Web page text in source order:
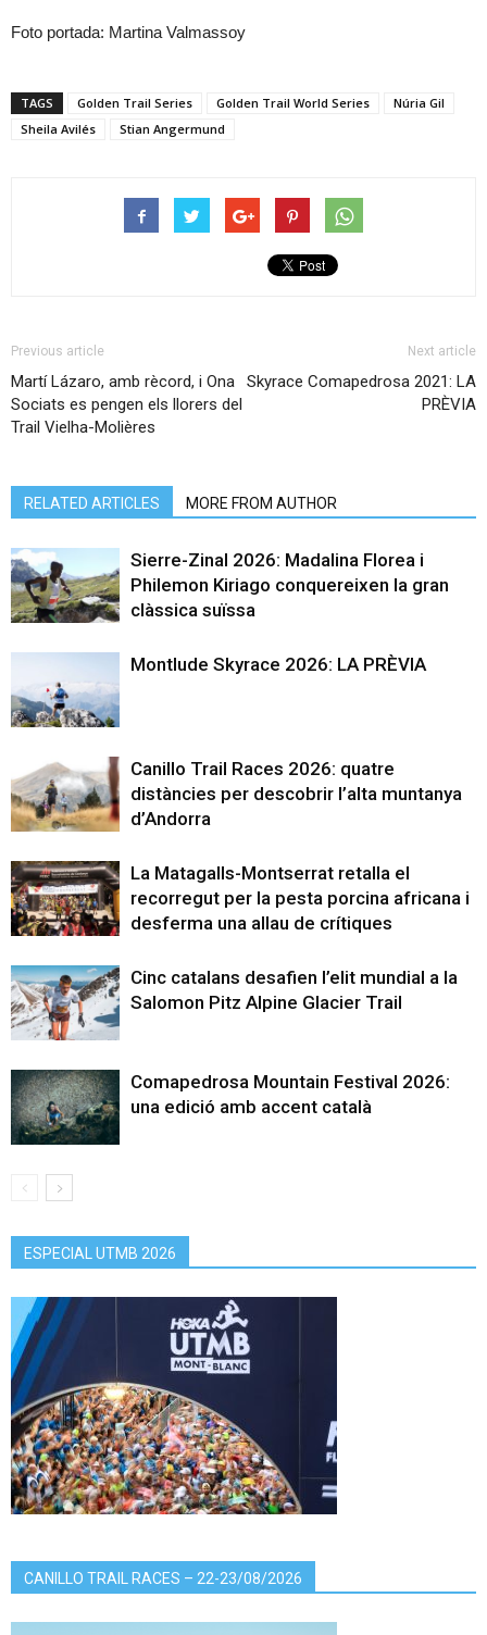
Foto portada: Martina Valmassoy
TAGS Golden Trail Series Golden Trail World Series
Núria Gil
Sheila Avilés
Stian Angermund
Previous article
Martí Lázaro, amb rècord, i Ona
Sociats es pengen els llorers del
Trail Vielha-Molières
Next article
Skyrace Comapedrosa 2021: LA
PRÈVIA
RELATED ARTICLES MORE FROM AUTHOR
Sierre-Zinal 2026: Madalina Florea i
Philemon Kiriago conquereixen la gran
clàssica suïssa
Montlude Skyrace 2026: LA PRÈVIA
Canillo Trail Races 2026: quatre
distàncies per descobrir l’alta muntanya
d’Andorra
La Matagalls-Montserrat retalla el
recorregut per la pesta porcina africana i
desferma una allau de crítiques
Cinc catalans desafien l’elit mundial a la
Salomon Pitz Alpine Glacier Trail
Comapedrosa Mountain Festival 2026:
una edició amb accent català
ESPECIAL UTMB 2026
CANILLO TRAIL RACES – 22-23/08/2026